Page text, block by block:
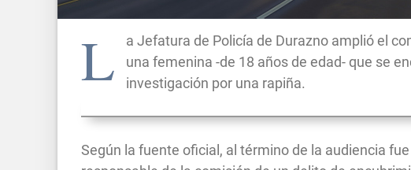
L
a Jefatura de Policía de Durazno amplió el
una femenina -de 18 años de edad- que se
investigación por una rapiña.
Según la fuente oficial, al término de la audiencia